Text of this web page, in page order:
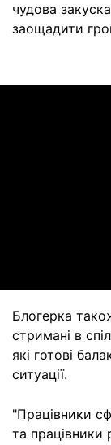
чудова
заощадити
Блогерка
стримані в
які готові
ситуації.
"Працівники
та працівники